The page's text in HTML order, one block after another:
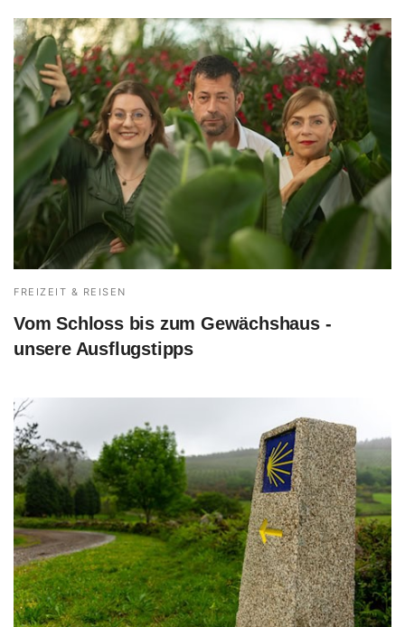
FREIZEIT & REISEN
Vom Schloss bis zum Gewächshaus -
unsere Ausflugstipps